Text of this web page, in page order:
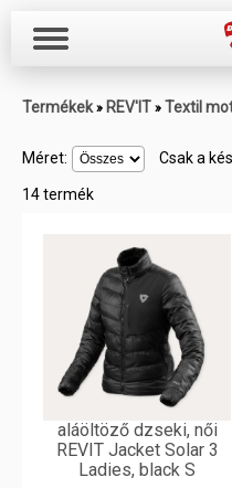
Termékek » REV'IT » Textil
Méret: Csak a
14 termék
aláöltöző dzseki, női
REVIT Jacket Solar 3
Ladies, black S